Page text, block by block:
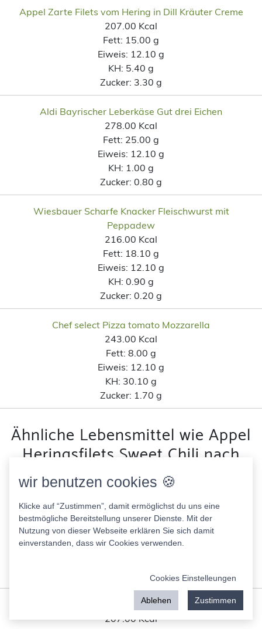
Appel Zarte Filets vom Hering in Dill Kräuter Creme
207.00 Kcal
Fett: 15.00 g
Eiweis: 12.10 g
KH: 5.40 g
Zucker: 3.30 g
Aldi Bayrischer Leberkäse Gut drei Eichen
278.00 Kcal
Fett: 25.00 g
Eiweis: 12.10 g
KH: 1.00 g
Zucker: 0.80 g
Wiesbauer Scharfe Knacker Fleischwurst mit
Peppadew
216.00 Kcal
Fett: 18.10 g
Eiweis: 12.10 g
KH: 0.90 g
Zucker: 0.20 g
Chef select Pizza tomato Mozzarella
243.00 Kcal
Fett: 8.00 g
Eiweis: 12.10 g
KH: 30.10 g
Zucker: 1.70 g
Ähnliche Lebensmittel wie Appel
Heringsfilets Sweet Chili nach
Kohlenhydratanteil
SoChicken Crispy Burger
219.00 Kcal
Fett:10.40 g
Eiweis:12.10 g
0.10 g
Appel Zarte Filets vom Hering in Dill Kräuter Creme
207.00 Kcal
wir benutzen cookies 🍪
Klicke auf “Zustimmen”, damit ermöglichst du uns eine
bestmögliche Bereitstellung unserer Dienste. Mit der
Nutzung von dieser Webseite erklären Sie sich damit
einverstanden, dass wir Cookies verwenden.
Cookies Einstelleungen
Ablehen Zustimmen